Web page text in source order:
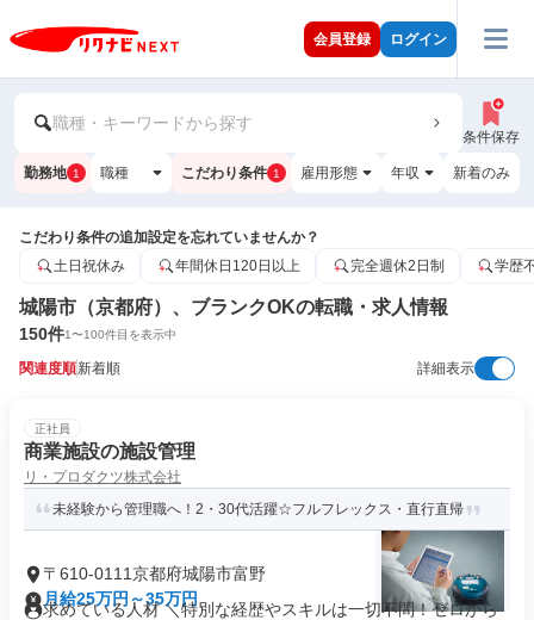
会員登録 ログイン
職種・キーワードから探す
条件保存
勤務地 1 職種 こだわり条件 1 雇用形態 年収 新着のみ
こだわり条件の追加設定を忘れていませんか？
土日祝休み
年間休日120日以上 完全週休2日制 学歴
城陽市（京都府）、ブランクOKの転職・求人情報
150件1〜100件目を表示中
関連度順新着順 詳細表示
正社員
商業施設の施設管理
リ・プロダクツ株式会社
未経験から管理職へ！2・30代活躍☆フルフレックス・直行直帰
〒610-0111京都府城陽市富野
月給25万円～35万円
求めている人材 ＼特別な経歴やスキルは一切不問！ゼロから